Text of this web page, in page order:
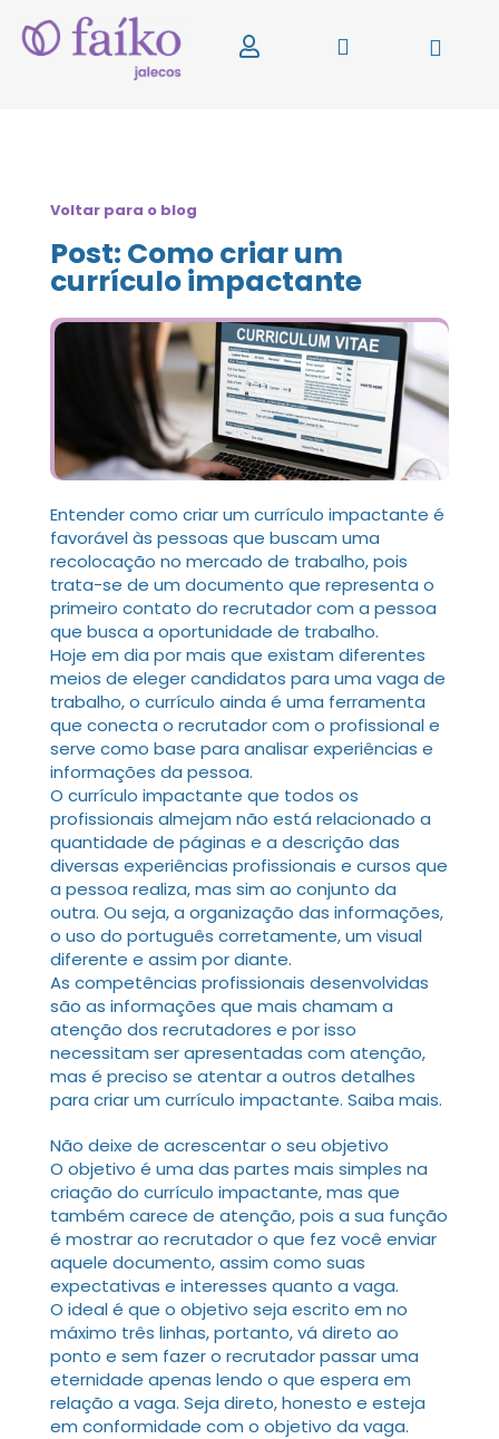
Voltar para o blog
Post: Como criar um
currículo impactante
Entender como criar um currículo impactante é
favorável às pessoas que buscam uma
recolocação no mercado de trabalho, pois
trata-se de um documento que representa o
primeiro contato do recrutador com a pessoa
que busca a oportunidade de trabalho.
Hoje em dia por mais que existam diferentes
meios de eleger candidatos para uma vaga de
trabalho, o currículo ainda é uma ferramenta
que conecta o recrutador com o profissional e
serve como base para analisar experiências e
informações da pessoa.
O currículo impactante que todos os
profissionais almejam não está relacionado a
quantidade de páginas e a descrição das
diversas experiências profissionais e cursos que
a pessoa realiza, mas sim ao conjunto da
outra. Ou seja, a organização das informações,
o uso do português corretamente, um visual
diferente e assim por diante.
As competências profissionais desenvolvidas
são as informações que mais chamam a
atenção dos recrutadores e por isso
necessitam ser apresentadas com atenção,
mas é preciso se atentar a outros detalhes
para criar um currículo impactante. Saiba mais.
Não deixe de acrescentar o seu objetivo
O objetivo é uma das partes mais simples na
criação do currículo impactante, mas que
também carece de atenção, pois a sua função
é mostrar ao recrutador o que fez você enviar
aquele documento, assim como suas
expectativas e interesses quanto a vaga.
O ideal é que o objetivo seja escrito em no
máximo três linhas, portanto, vá direto ao
ponto e sem fazer o recrutador passar uma
eternidade apenas lendo o que espera em
relação a vaga. Seja direto, honesto e esteja
em conformidade com o objetivo da vaga.